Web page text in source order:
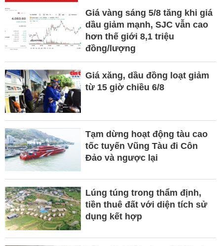
Giá vàng sáng 5/8 tăng khi giá
dầu giảm mạnh, SJC vẫn cao
hơn thế giới 8,1 triệu
đồng/lượng
Giá xăng, dầu đồng loạt giảm
từ 15 giờ chiều 6/8
Tạm dừng hoạt động tàu cao
tốc tuyến Vũng Tàu đi Côn
Đảo và ngược lại
Lúng túng trong thẩm định,
tiền thuê đất với diện tích sử
dụng kết hợp